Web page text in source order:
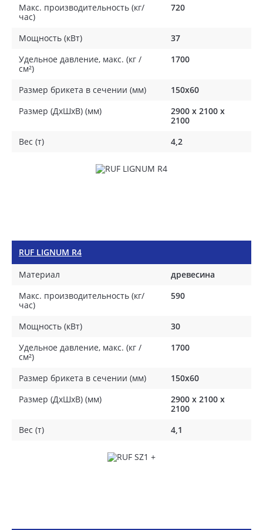
Макс. производительность (кг/
час)
720
Мощность (кВт)
37
Удельное давление, макс. (кг /
см²)
1700
Размер брикета в сечении (мм)
150x60
Размер (ДхШхВ) (мм)
2900 х 2100 х
2100
Вес (т)
4,2
RUF LIGNUM R4
Материал
древесина
Макс. производительность (кг/
час)
590
Мощность (кВт)
30
Удельное давление, макс. (кг /
см²)
1700
Размер брикета в сечении (мм)
150x60
Размер (ДхШхВ) (мм)
2900 х 2100 х
2100
Вес (т)
4,1